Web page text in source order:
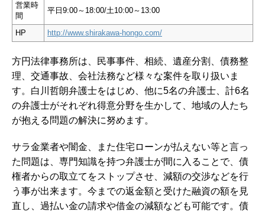
営業時
間
平日9:00～18:00/土10:00～13:00
HP http://www.shirakawa-hongo.com/
方円法律事務所は、民事事件、相続、遺産分割、債務整
理、交通事故、会社法務など様々な案件を取り扱いま
す。白川哲朗弁護士をはじめ、他に5名の弁護士、計6名
の弁護士がそれぞれ得意分野を生かして、地域の人たち
が抱える問題の解決に努めます。
サラ金業者や闇金、また住宅ローンが払えない等と言っ
た問題は、専門知識を持つ弁護士が間に入ることで、債
権者からの取立てをストップさせ、減額の交渉などを行
う事が出来ます。今までの返金額と受けた融資の額を見
直し、過払い金の請求や借金の減額なども可能です。債